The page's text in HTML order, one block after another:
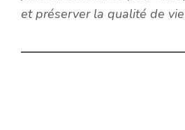
et préserver la qualité de